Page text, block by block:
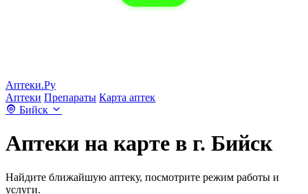
Аптеки.Ру
Аптеки Препараты Карта аптек
Бийск
Аптеки на карте в г. Бийск
Найдите ближайшую аптеку, посмотрите режим работы и
услуги.